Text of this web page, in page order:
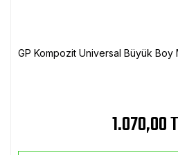
GP Kompozit Universal Büyük Boy
1.070,00